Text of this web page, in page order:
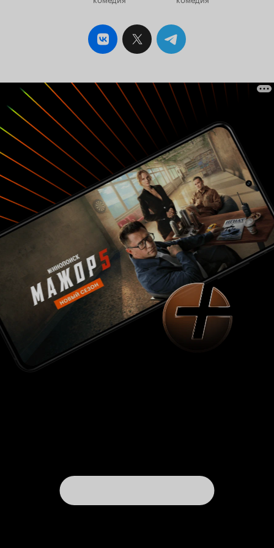
карьера которого по причине его неуклюжести
не удалась, во время съёмок исторического
предназначенный для декораций. Вернувшись
в свою мирную обитель, он получает по
ошибке отправленное ему приглашение на
крупную вечеринку в шикарном особняке с
огромным числом звёзд кино, театра и музыки.
Бедные они не догадываются, что с приходом
Хрунди в их тихую атмосферу гламура,
роскоши и богатства без предупреждений
ворвутся хаос, многочисленные беспорядки и
переполохи. Мне кажется, что Эдвардс сделал
удачный и правильный выбор, поставив на
Питера Селлерса , он как нельзя кстати
подходит к общему перфомансу ленты, имея
уже двойной опыт работы с Блейком ему не
составило огромного труда воплотить
смешного и неуклюжего персонажа, ведь он
играл великого 'неуклюжера' инспектора Клузо
в легендарной'Розовой пантере '
и по
странному течению обстоятельств ему снова
досталась похожая роль - его Хрунди и его же
Клузо невероятно схожи своей общей чертой
влезать во всевозможные приключения и
авантюры в следствии своей
неповоротливости, но это не портит
впечатления от фильма, а только подогревает
интерес к нему, ведь Селлерс сумел настолько
количество забавных, смешных, просто
весёлых, а порой и до гениального 'взрывных
моментов', то нашему взору предстает сцена с
потерей ботинка главного героя, то его